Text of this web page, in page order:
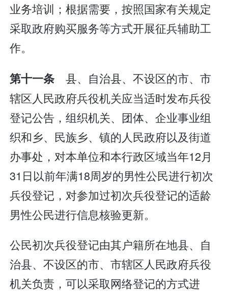
业务培训；根据需要，按照国家有关规定
采取政府购买服务等方式开展征兵辅助工
作。
第十一条 县、自治县、不设区的市、市
辖区人民政府兵役机关应当适时发布兵役
登记公告，组织机关、团体、企业事业组
织和乡、民族乡、镇的人民政府以及街道
办事处，对本单位和本行政区域当年12月
31日以前年满18周岁的男性公民进行初次
兵役登记，对参加过初次兵役登记的适龄
男性公民进行信息核验更新。
公民初次兵役登记由其户籍所在地县、自
治县、不设区的市、市辖区人民政府兵役
机关负责，可以采取网络登记的方式进